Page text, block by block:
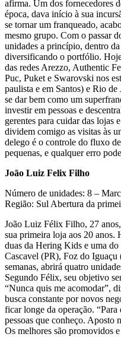
afirma. Um dos fornecedores
época, dava início à sua
se tornar um franqueado,
mesmo grupo. Com o passar
unidades a princípio, dentro
diversificando o portfólio.
das redes Arezzo, Authentic
Puc, Puket e Swarovski nos
paulista e em Santos) e Rio
se dar bem como um
investir em pessoas e
gerentes para cuidar das lojas
dividem comigo as visitas às
delego é o controle do fluxo
pequenas, e qualquer erro
João Luiz Felix Filho
Número de unidades: 8 –
Região: Sul Abertura da
João Luiz Félix Filho, 27
sua primeira loja aos 20 anos.
duas da Hering Kids e uma do
Cascavel (PR), Foz do
semanas, abrirá quatro
Segundo Félix, seu objetivo
“Nunca quis me acomodar”,
busca constante por novos
ficar longe da operação.
pessoas que conheço. Aposto
Os melhores são promovidos